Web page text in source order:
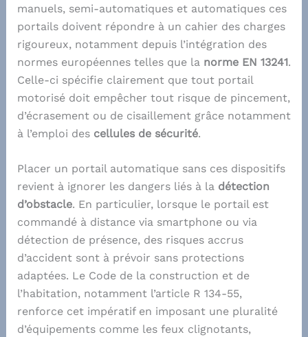
manuels, semi-automatiques et automatiques ces
portails doivent répondre à un cahier des charges
rigoureux, notamment depuis l’intégration des
normes européennes telles que la norme EN 13241.
Celle-ci spécifie clairement que tout portail
motorisé doit empêcher tout risque de pincement,
d’écrasement ou de cisaillement grâce notamment
à l’emploi des cellules de sécurité.
Placer un portail automatique sans ces dispositifs
revient à ignorer les dangers liés à la détection
d’obstacle. En particulier, lorsque le portail est
commandé à distance via smartphone ou via
détection de présence, des risques accrus
d’accident sont à prévoir sans protections
adaptées. Le Code de la construction et de
l’habitation, notamment l’article R 134-55,
renforce cet impératif en imposant une pluralité
d’équipements comme les feux clignotants,